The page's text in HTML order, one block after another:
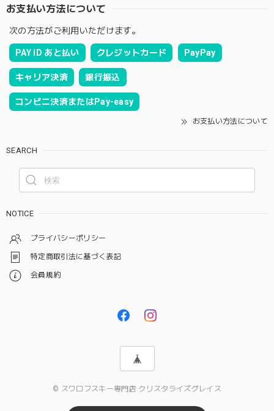
お支払い方法について
次の方法がご利用いただけます。
PAY ID あと払い クレジットカード PayPay
キャリア決済 銀行振込
コンビニ決済またはPay-easy
お支払い方法について
SEARCH
NOTICE
プライバシーポリシー
特定商取引法に基づく表記
会員規約
© スワロフスキー専門店 クリスタライズグレイス